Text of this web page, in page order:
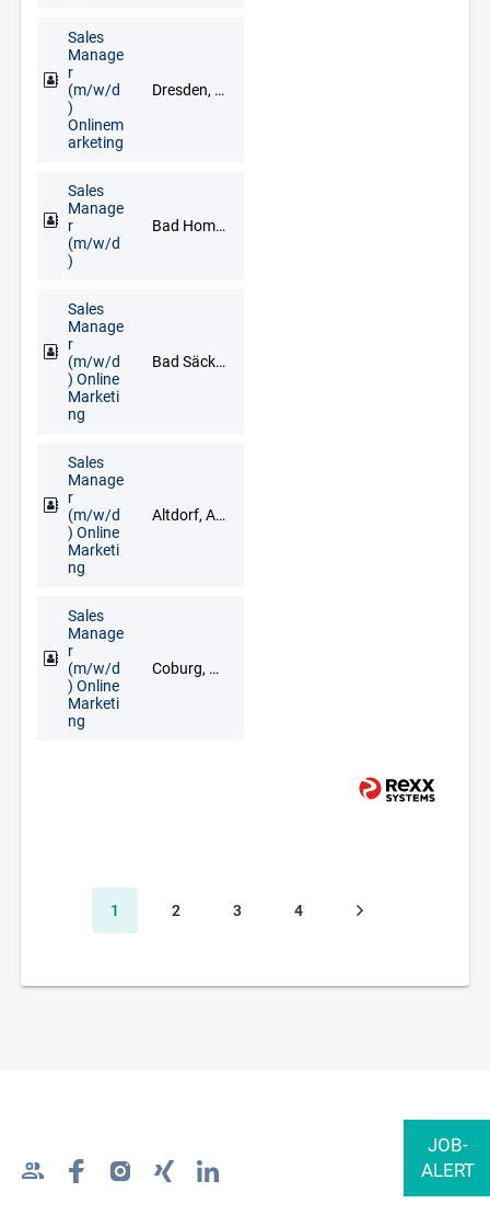
Sales
Manage
r
(m/w/d
)
Onlinem
arketing
Dresden, Glauchau, Limbach-Oberfrohna, Meerane, Plauen, Zwickau
Sales
Manage
r
(m/w/d
)
Bad Homburg, Darmstadt, Frankfurt am Main, Hanau, Limburg an der Lahn, Mainz, Neu-Isenburg, Offenbach am Main, Rüsselsheim, Wiesbaden
Sales
Manage
r
(m/w/d
) Online
Marketi
ng
Bad Säckingen, Freiburg im Breisgau, Lörrach, Waldshut-Tiengen
Sales
Manage
r
(m/w/d
) Online
Marketi
ng
Altdorf, Ansbach, Bad Windsheim, Erlangen, Fürth, Neustadt an der Aisch, Nürnberg, Treuchtlingen, Uffenheim
Sales
Manage
r
(m/w/d
) Online
Marketi
ng
Coburg, Kronach, Kulmbach, Lichtenfels
1 2 3 4